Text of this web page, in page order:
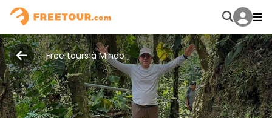
Free tours à Mindo